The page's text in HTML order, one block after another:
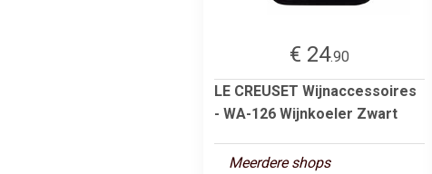
€ 24.90
LE CREUSET Wijnaccessoires
- WA-126 Wijnkoeler Zwart
Meerdere shops